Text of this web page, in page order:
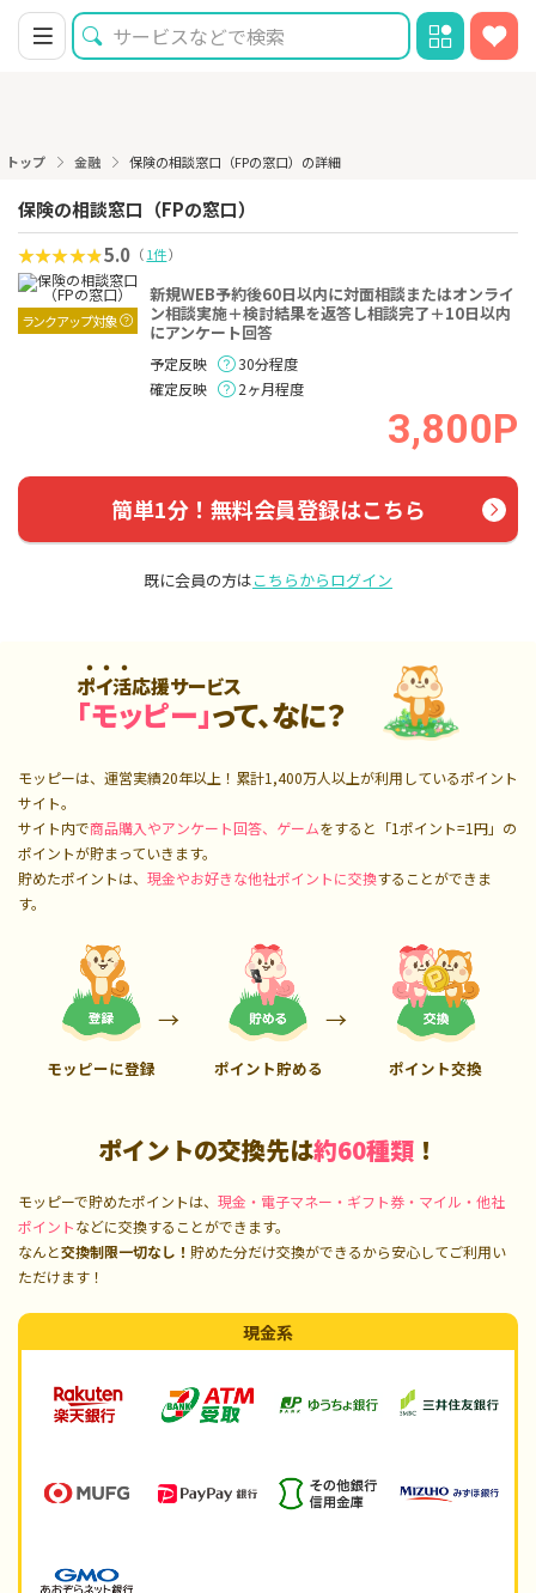
トップ 金融 保険の相談窓口（FPの窓口）の詳細
保険の相談窓口（FPの窓口）
5.0 （1件）
ランクアップ対象
新規WEB予約後60日以内に対面相談またはオンライ
ン相談実施＋検討結果を返答し相談完了＋10日以内
にアンケート回答
予定反映
30分程度
確定反映
2ヶ月程度
3,800P
簡単1分！無料会員登録はこちら
既に会員の方はこちらからログイン
ポイ活応援サービス
「モッピー」って、なに？
モッピーは、運営実績20年以上！累計1,400万人以上が利用しているポイント
サイト。
サイト内で商品購入やアンケート回答、ゲームをすると「1ポイント=1円」の
ポイントが貯まっていきます。
貯めたポイントは、 現金やお好きな他社ポイントに交換することができま
す。
モッピーに登録 ポイント貯める ポイント交換
ポイントの交換先は約60種類 ！
モッピーで貯めたポイントは、 現金・電子マネー・ギフト券・マイル・他社
ポイントなどに交換することができます。
なんと交換制限一切なし！ 貯めた分だけ交換ができるから安心してご利用い
ただけます！
現金系